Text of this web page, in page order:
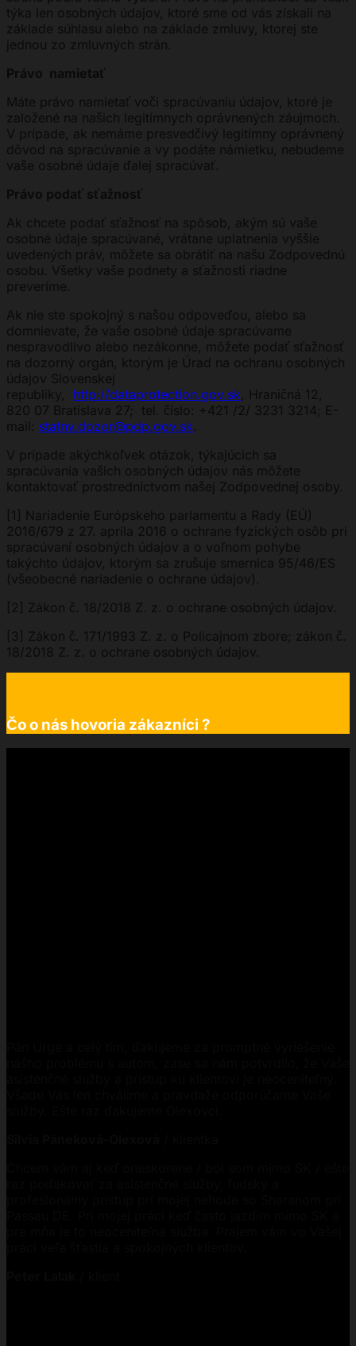
týka len osobných údajov, ktoré sme od vás získali na
základe súhlasu alebo na základe zmluvy, ktorej ste
jednou zo zmluvných strán.
Právo namietať
Máte právo namietať voči spracúvaniu údajov, ktoré je
založené na našich legitímnych oprávnených záujmoch.
V prípade, ak nemáme presvedčivý legitímny oprávnený
dôvod na spracúvanie a vy podáte námietku, nebudeme
vaše osobné údaje ďalej spracúvať.
Právo podať sťažnosť
Ak chcete podať sťažnosť na spôsob, akým sú vaše
osobné údaje spracúvané, vrátane uplatnenia vyššie
uvedených práv, môžete sa obrátiť na našu Zodpovednú
osobu. Všetky vaše podnety a sťažnosti riadne
preveríme.
Ak nie ste spokojný s našou odpoveďou, alebo sa
domnievate, že vaše osobné údaje spracúvame
nespravodlivo alebo nezákonne, môžete podať sťažnosť
na dozorný orgán, ktorým je Úrad na ochranu osobných
údajov Slovenskej
republiky, http://dataprotection.gov.sk , Hraničná 12,
820 07 Bratislava 27; tel. číslo: +421 /2/ 3231 3214; E-
mail: statny.dozor@pdp.gov.sk
V prípade akýchkoľvek otázok, týkajúcich sa
spracúvania vašich osobných údajov nás môžete
kontaktovať prostredníctvom našej Zodpovednej osoby.
[1] Nariadenie Európskeho parlamentu a Rady (EÚ)
2016/679 z 27. apríla 2016 o ochrane fyzických osôb pri
spracúvaní osobných údajov a o voľnom pohybe
takýchto údajov, ktorým sa zrušuje smernica 95/46/ES
(všeobecné nariadenie o ochrane údajov).
[2] Zákon č. 18/2018 Z. z. o ochrane osobných údajov.
[3] Zákon č. 171/1993 Z. z. o Policajnom zbore; zákon č.
18/2018 Z. z. o ochrane osobných údajov.
Čo o nás hovoria zákazníci ?